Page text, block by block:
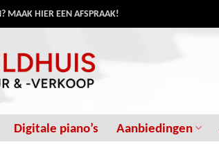
MAAK HIER EEN AFSPRAAK!
Digitale piano’s Aanbiedingen